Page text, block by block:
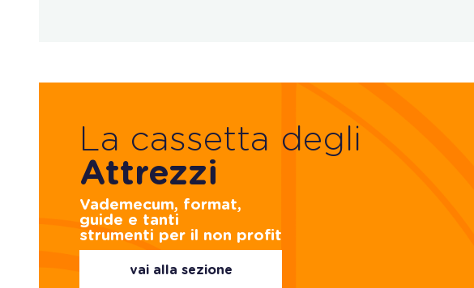
La cassetta degli
Attrezzi
Vademecum, format,
guide e tanti
strumenti per il non profit
vai alla sezione